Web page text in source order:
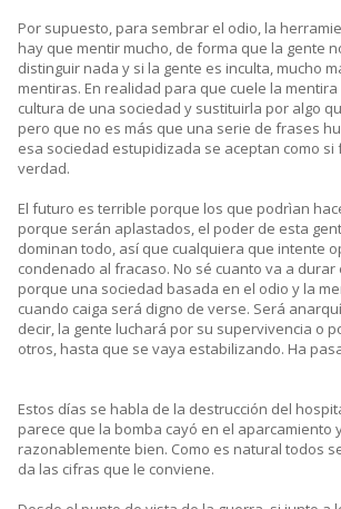
Por supuesto, para sembrar el odio, la
hay que mentir mucho, de forma que la gente
distinguir nada y si la gente es inculta, mucho
mentiras. En realidad para que cuele la
cultura de una sociedad y sustituirla por algo
pero que no es más que una serie de frases
esa sociedad estupidizada se aceptan como si
verdad.
El futuro es terrible porque los que podrìan
porque serán aplastados, el poder de esta
dominan todo, así que cualquiera que intente
condenado al fracaso. No sé cuanto va a durar
porque una sociedad basada en el odio y la
cuando caiga será digno de verse. Será
decir, la gente luchará por su supervivencia o
otros, hasta que se vaya estabilizando. Ha
Estos días se habla de la destrucción del
parece que la bomba cayó en el aparcamiento
razonablemente bien. Como es natural todos
da las cifras que le conviene.